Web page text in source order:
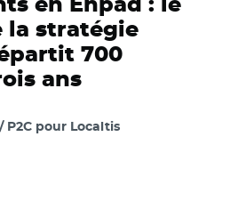
en Ehpad : le
la stratégie
700
ans
P2C pour Localtis